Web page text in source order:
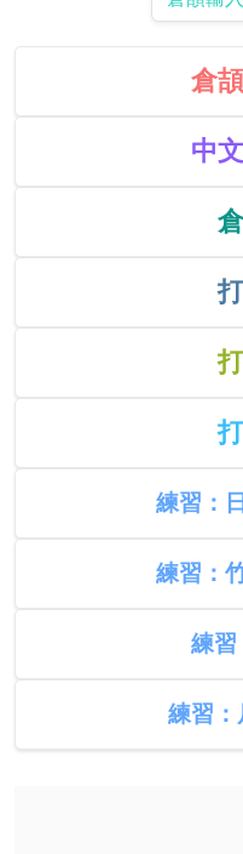
倉
中
練習：
練習：
練習
練習：